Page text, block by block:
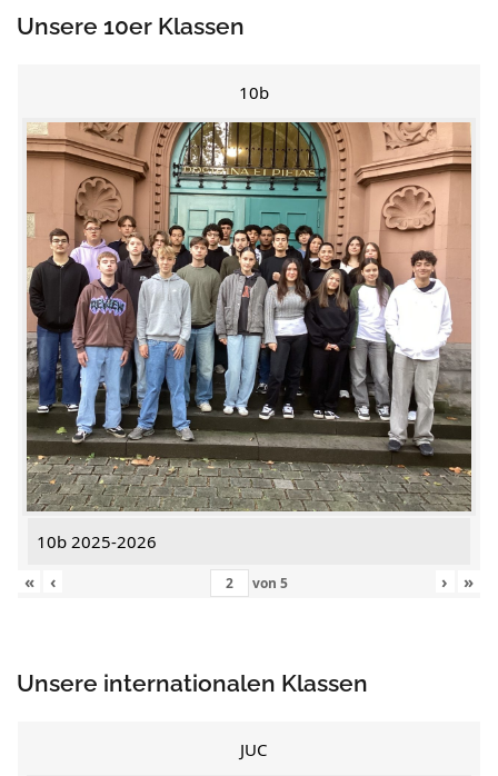
Unsere 10er Klassen
10b
10b 2025-2026
«
‹ von 5 › »
Unsere internationalen Klassen
JUC